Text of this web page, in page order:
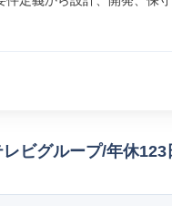
ビグループ/年休